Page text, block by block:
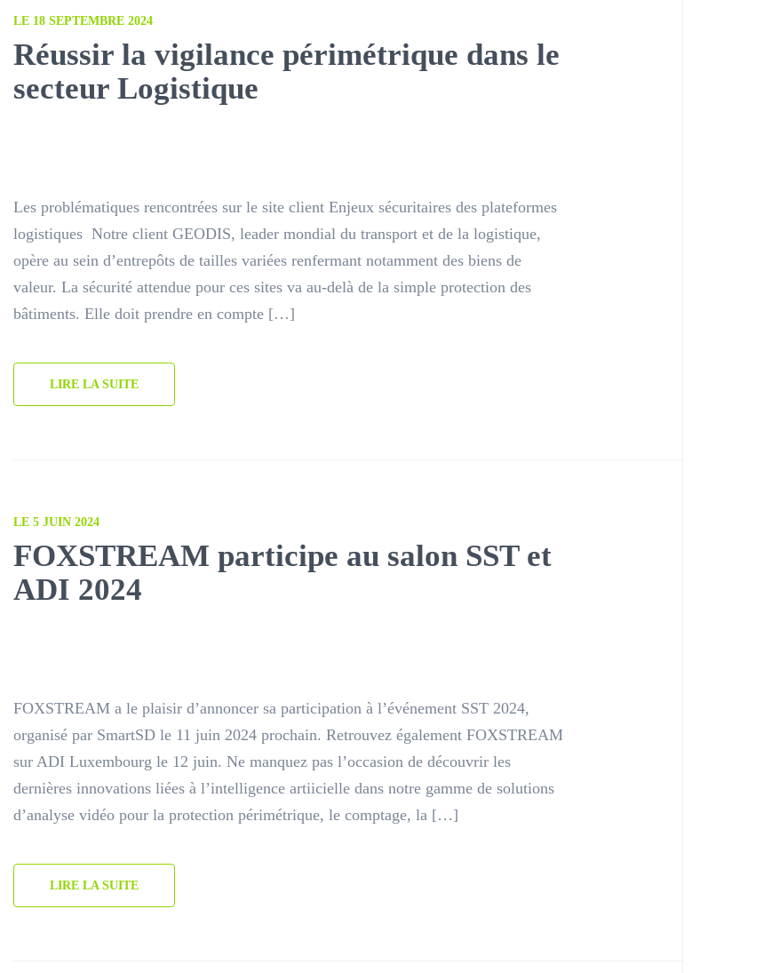
LE 18 SEPTEMBRE 2024
Réussir la vigilance périmétrique dans le
secteur Logistique
Les problématiques rencontrées sur le site client Enjeux sécuritaires des plateformes
logistiques Notre client GEODIS, leader mondial du transport et de la logistique,
opère au sein d’entrepôts de tailles variées renfermant notamment des biens de
valeur. La sécurité attendue pour ces sites va au-delà de la simple protection des
bâtiments. Elle doit prendre en compte […]
LIRE LA SUITE
LE 5 JUIN 2024
FOXSTREAM participe au salon SST et
ADI 2024
FOXSTREAM a le plaisir d’annoncer sa participation à l’événement SST 2024,
organisé par SmartSD le 11 juin 2024 prochain. Retrouvez également FOXSTREAM
sur ADI Luxembourg le 12 juin. Ne manquez pas l’occasion de découvrir les
dernières innovations liées à l’intelligence artiicielle dans notre gamme de solutions
d’analyse vidéo pour la protection périmétrique, le comptage, la […]
LIRE LA SUITE